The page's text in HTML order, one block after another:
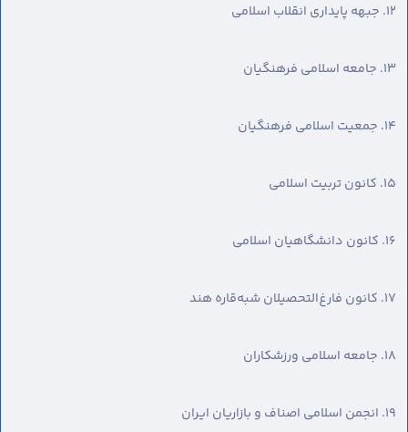
۱۲. جبهه پایداری انقلاب اسلامی
۱۳. جامعه اسلامی فرهنگیان
۱۴. جمعیت اسلامی فرهنگیان
۱۵. کانون تربیت اسلامی
۱۶. کانون دانشگاهیان اسلامی
۱۷. کانون فارغ‌التحصیلان شبه‌قاره هند
۱۸. جامعه اسلامی ورزشکاران
۱۹. انجمن اسلامی اصناف و بازاریان ایران